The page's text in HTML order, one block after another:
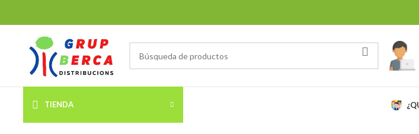
TIENDA